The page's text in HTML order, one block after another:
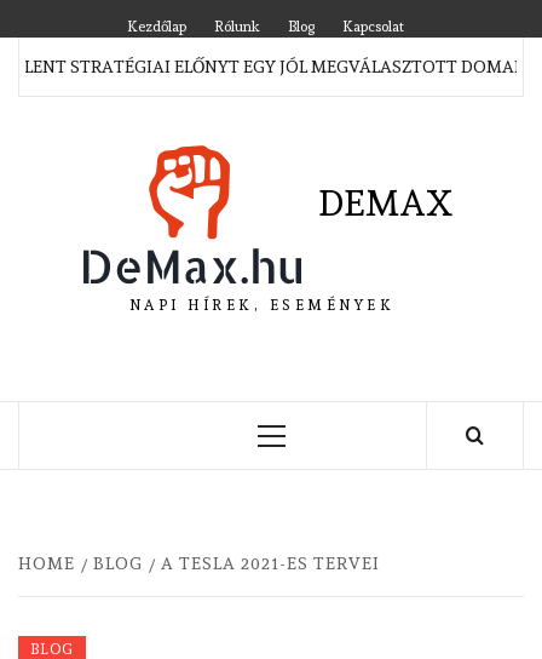
to
content
Kezdőlap Rólunk Blog Kapcsolat
STRATÉGIAI ELŐNYT EGY JÓL MEGVÁLASZTOTT DOMAIN
DEMAX
NAPI HÍREK, ESEMÉNYEK
Primary
HOME BLOG A TESLA 2021-ES TERVEI
BLOG